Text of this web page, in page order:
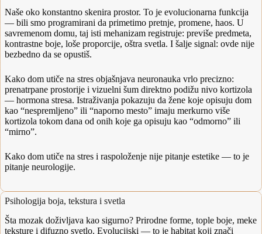
Naše oko konstantno skenira prostor. To je evolucionarna funkcija
— bili smo programirani da primetimo pretnje, promene, haos. U
savremenom domu, taj isti mehanizam registruje: previše predmeta,
kontrastne boje, loše proporcije, oštra svetla. I šalje signal: ovde nije
bezbedno da se opustiš.
Kako dom utiče na stres objašnjava neuronauka vrlo precizno:
prenatrpane prostorije i vizuelni šum direktno podižu nivo kortizola
— hormona stresa. Istraživanja pokazuju da žene koje opisuju dom
kao “nespremljeno” ili “naporno mesto” imaju merkurno više
kortizola tokom dana od onih koje ga opisuju kao “odmorno” ili
“mirno”.
Kako dom utiče na stres i raspoloženje nije pitanje estetike — to je
pitanje neurologije.
Psihologija boja, tekstura i svetla
Šta mozak doživljava kao sigurno? Prirodne forme, tople boje, meke
teksture i difuzno svetlo. Evolucijski — to je habitat koji znači